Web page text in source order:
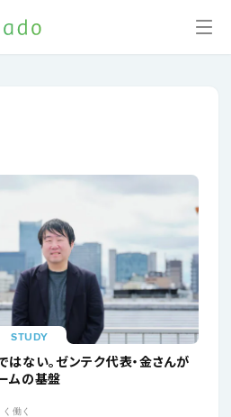
STUDY
はない。ゼンテク代表・金さんが
ムの基盤
働く